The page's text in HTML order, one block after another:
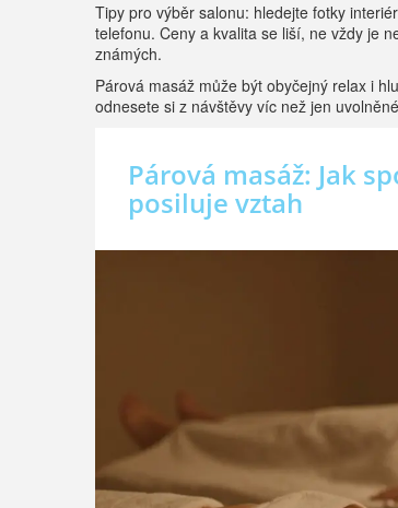
Tipy pro výběr salonu: hledejte fotky
telefonu. Ceny a kvalita se liší, ne vždy je
známých.
Párová masáž může být obyčejný relax i
odnesete si z návštěvy víc než jen
Párová masáž: Jak
posiluje vztah